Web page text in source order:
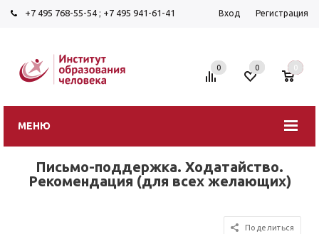
+7 495 768-55-54 ; +7 495 941-61-41 Вход Регистрация
МЕНЮ
0 0 0
Письмо-поддержка. Ходатайство.
Рекомендация (для всех желающих)
Поделиться